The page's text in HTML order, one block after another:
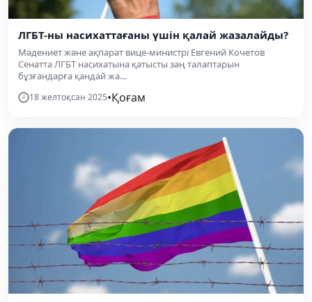
ЛГБТ-ны насихаттағаны үшін қалай жазалайды?
Мәдениет және ақпарат вице-министрі Евгений Кочетов
Сенатта ЛГБТ насихатына қатысты заң талаптарын
бұзғандарға қандай жа...
18 желтоқсан 2025•Қоғам